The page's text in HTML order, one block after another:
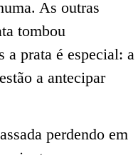
As outras
tombou
a prata é especial: a
a antecipar
perdendo em